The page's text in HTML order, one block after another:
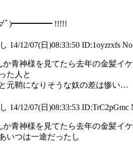
ﾟ)━━━━━ !!!!!
14/12/07(日)08:33:50 ID:1oyzrxfs
か青神様を見てたら去年の金髪イ
た人と
元鞘になりそうな奴の差は惨い…
14/12/07(日)08:33:53 ID:TrC2pGmc
か青神様を見てたら去年の金髪イ
いつは一途だったし